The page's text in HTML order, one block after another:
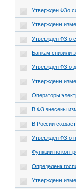
Утвержден ФЗо
Утверждены
Утвержден ФЗ о
Банкам снизили
Утвержден ФЗ о
Утверждены
Операторы
В ФЗ внесены
В России
Утвержден ФЗ о
Функции по
Определена
Утверждены